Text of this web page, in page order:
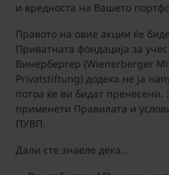
и вредноста на Вашето
Правото на овие акции ќе
Приватната фондација за
Винербергер (Wienerberger
Privatstiftung) додека не ја
потоа ќе ви бидат пренесени.
применети Правилата и
ПУВП.
Дали сте знаеле дека...